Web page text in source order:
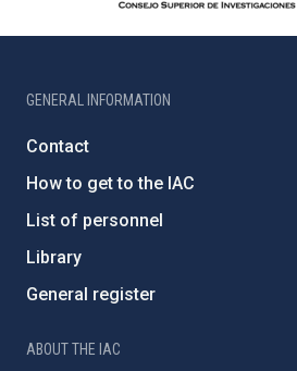
GENERAL INFORMATION
Contact
How to get to the IAC
List of personnel
Library
General register
ABOUT THE IAC